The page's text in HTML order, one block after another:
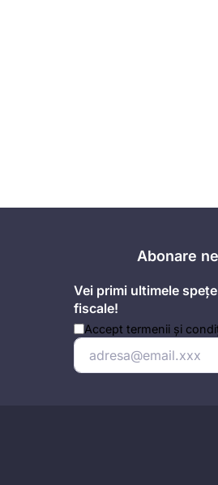
Abonare
Vei primi ultimele
fiscale!
Accept termenii și